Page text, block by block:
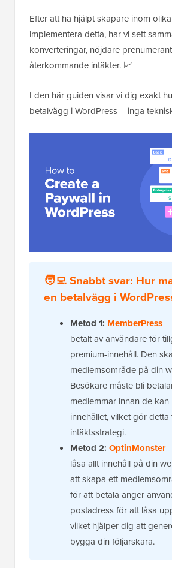
Efter att ha hjälpt skapare inom
implementera detta, har vi sett
konverteringar, nöjdare
återkommande intäkter. 📈
I den här guiden visar vi dig exakt
betalvägg i WordPress – inga
🧑‍💻 Snabbt svar: Hur
en betalvägg i
Metod 1: MemberPress–
betalt av användare för
premium-innehåll. Den
medlemsområde på din
Besökare måste bli
medlemmar innan de kan
innehållet, vilket gör
intäktsstrategi.
Metod 2: OptinMonster
låsa allt innehåll på din
att skapa ett
för att betala anger
postadress för att låsa
vilket hjälper dig att
bygga din följarskara.